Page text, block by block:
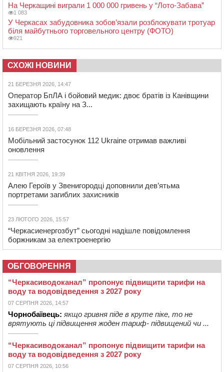
На Черкащині виграли 1 000 000 гривень у “Лото-Забава”
1 083
У Черкасах забудовника зобов’язали розблокувати тротуар
біля майбутнього торговельного центру (ФОТО)
921
СХОЖІ НОВИНИ
21 БЕРЕЗНЯ 2026, 14:47
Оператор БпЛА і бойовий медик: двоє братів із Канівщини
захищають країну на З...
16 БЕРЕЗНЯ 2026, 07:48
Мобільний застосунок 112 Ukraine отримав важливі
оновлення
21 КВІТНЯ 2026, 19:39
Алею Героїв у Звенигородці доповнили дев’ятьма
портретами загиблих захисників
23 ЛЮТОГО 2026, 15:57
“Черкасиенергозбут” сьогодні надішле повідомлення
боржникам за електроенергію
ОБГОВОРЕННЯ
“Черкасиводоканал” пропонує підвищити тарифи на
воду та водовідведення з 2027 року
07 СЕРПНЯ 2026, 14:57
Чорнобаївець: якщо гривня піде в круте піке, то не
врятують ці підвищення жоден тариф- підвищений чи ...
“Черкасиводоканал” пропонує підвищити тарифи на
воду та водовідведення з 2027 року
07 СЕРПНЯ 2026, 10:56